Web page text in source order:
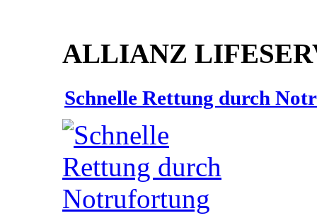
ALLIANZ
Schnelle Rettung durch